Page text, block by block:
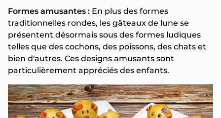
Formes amusantes : En plus des formes
traditionnelles rondes, les gâteaux de lune se
présentent désormais sous des formes ludiques
telles que des cochons, des poissons, des chats et
bien d'autres. Ces designs amusants sont
particulièrement appréciés des enfants.